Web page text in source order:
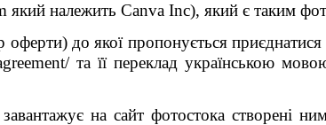
який належить Canva Inc), який є таким
оферти) до якої пропонується
та її переклад українською
на сайт фотостока створені